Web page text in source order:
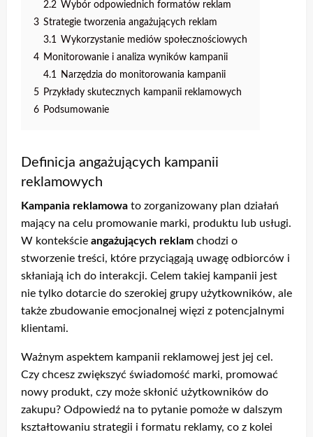
2.2 Wybór odpowiednich formatów reklam
3 Strategie tworzenia angażujących reklam
3.1
Wykorzystanie mediów społecznościowych
4 Monitorowanie i analiza wyników kampanii
4.1
Narzędzia do monitorowania kampanii
5 Przykłady skutecznych kampanii reklamowych
6 Podsumowanie
Definicja angażujących kampanii
reklamowych
Kampania reklamowa to zorganizowany plan działań
mający na celu promowanie marki, produktu lub usługi.
W kontekście angażujących reklam chodzi o
stworzenie treści, które przyciągają uwagę odbiorców i
skłaniają ich do interakcji. Celem takiej kampanii jest
nie tylko dotarcie do szerokiej grupy użytkowników, ale
także zbudowanie emocjonalnej więzi z potencjalnymi
klientami.
Ważnym aspektem kampanii reklamowej jest jej cel.
Czy chcesz zwiększyć świadomość marki, promować
nowy produkt, czy może skłonić użytkowników do
zakupu? Odpowiedź na to pytanie pomoże w dalszym
kształtowaniu strategii i formatu reklamy, co z kolei